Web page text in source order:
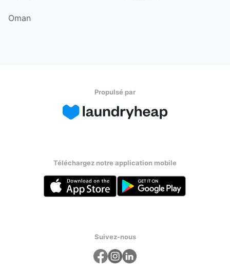
Oman
Propulsé par
Téléchargez notre application mobile
Suivez-nous